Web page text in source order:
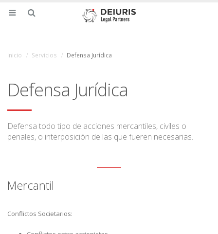
Inicio Servicios Defensa Jurídica
Defensa Jurídica
Defensa todo tipo de acciones mercantiles, civiles o
penales, o interposición de las que fueren necesarias.
Mercantil
Conflictos Societarios: